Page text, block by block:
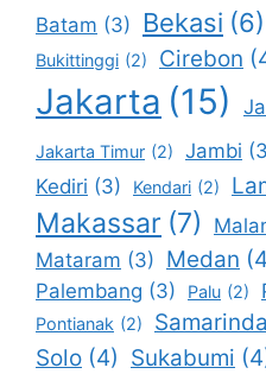
Batam (3) Bekasi (6)
Bukittinggi (2) Cirebon
Jakarta (15)
Jakarta Timur (2) Jambi
Kediri (3) Kendari (2)
Makassar (7)
Mataram (3) Medan
Palembang (3) Palu (2)
Pontianak (2) Samarinda
Solo (4) Sukabumi